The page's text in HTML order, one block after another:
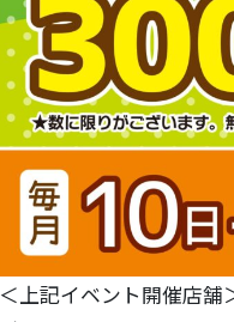
＜上記イベント開催店舗